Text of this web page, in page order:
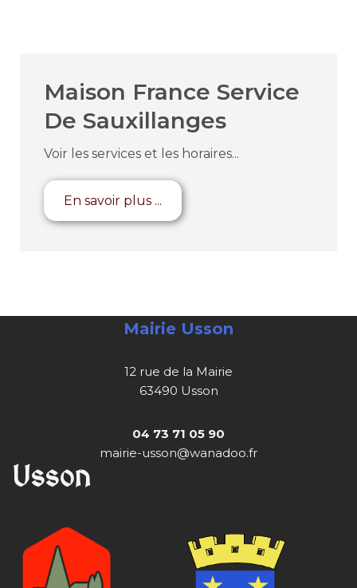
Maison France Service
De Sauxillanges
Voir les services et les horaires...
En savoir plus ...
Mairie Usson
12 rue de la Mairie
63490 Usson
04 73 71 05 90
mairie-usson@wanadoo.fr
Usson